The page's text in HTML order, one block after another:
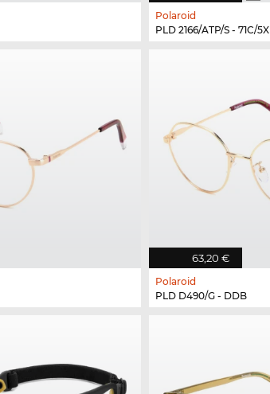
Polaroid
PLD 2166/ATP/S - 71C/5X
63,20 €
Polaroid
PLD D490/G - DDB